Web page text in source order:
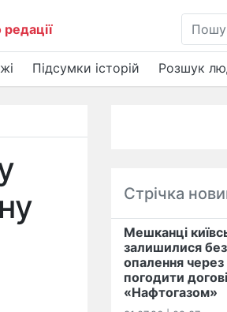
Підсумки історій Розшук
Стрічка
Мешканці
залишилися без
опалення через
погодити
«Нафтогазом»